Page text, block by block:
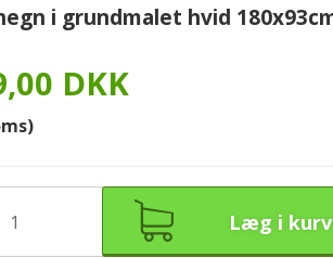
i grundmalet hvid
DKK
Læg i kurv